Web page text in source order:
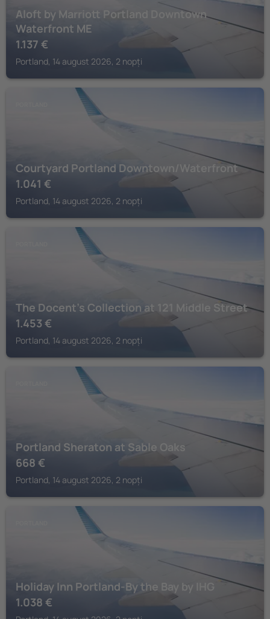
Aloft by Marriott Portland Downtown
Waterfront ME
1.137 €
Portland, 14 august 2026, 2 nopți
Courtyard Portland Downtown/Waterfront
1.041 €
Portland, 14 august 2026, 2 nopți
The Docent's Collection at 121 Middle Street
1.453 €
Portland, 14 august 2026, 2 nopți
Portland Sheraton at Sable Oaks
668 €
Portland, 14 august 2026, 2 nopți
Holiday Inn Portland-By the Bay by IHG
1.038 €